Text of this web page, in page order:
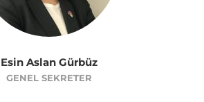
Esin Aslan Gürbüz
GENEL SEKRETER